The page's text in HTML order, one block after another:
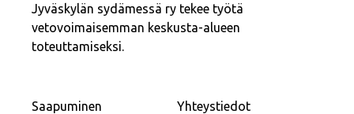
Jyväskylän sydämessä ry tekee työtä
vetovoimaisemman keskusta-alueen
toteuttamiseksi.
Saapuminen Yhteystiedot